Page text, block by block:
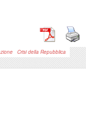
incontro donna”, voluto
su proposta della
per avere un luogo dove
nascita, nel 1985, il
altamente coinvolto in
come rassegne
Crisi della Repubblica